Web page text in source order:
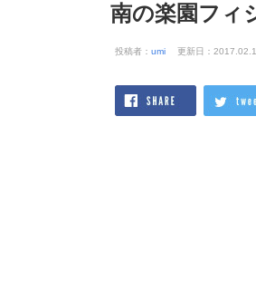
南の楽園フィ
投稿者： umi 更新日：